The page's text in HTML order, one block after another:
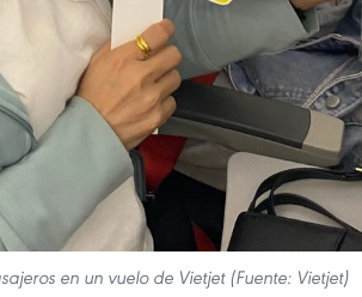
en un vuelo de Vietjet (Fuente: Vietjet)